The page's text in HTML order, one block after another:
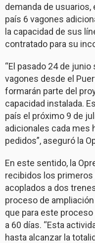
demanda de usuarios,
país 6 vagones
la capacidad de sus
contratado para su
“El pasado 24 de
vagones desde el
formarán parte del
capacidad instalada.
país el próximo 9 de
adicionales cada mes
pedidos”, aseguró la
En este sentido, la
recibidos los primeros
acoplados a dos
proceso de ampliación
que para este
a 60 días. “Esta
hasta alcanzar la